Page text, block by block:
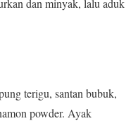
dan minyak, lalu aduk
terigu, santan bubuk,
powder. Ayak